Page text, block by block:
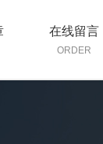
在线留言
ORDER